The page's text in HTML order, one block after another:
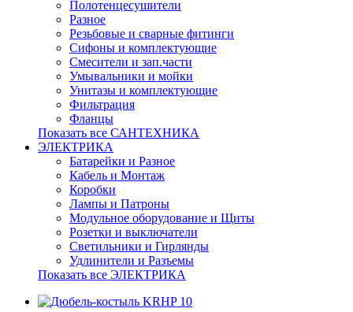
Полотенцесушители
Разное
Резьбовые и сварные фитинги
Сифоны и комплектующие
Смесители и зап.части
Умывальники и мойки
Унитазы и комплектующие
Фильтрация
Фланцы
Показать все САНТЕХНИКА
ЭЛЕКТРИКА
Батарейки и Разное
Кабель и Монтаж
Коробки
Лампы и Патроны
Модульное оборудование и Щиты
Розетки и выключатели
Светильники и Гирлянды
Удлинители и Разъемы
Показать все ЭЛЕКТРИКА